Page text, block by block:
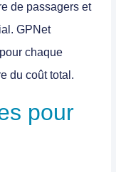
de passagers et
GPNet
chaque
du coût total.
pour